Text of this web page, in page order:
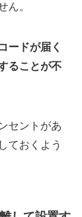
ん。
ードが届く
ることが不
セントがあ
ておくよう